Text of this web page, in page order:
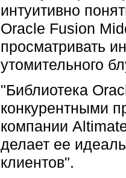
интуитивно
Oracle Fusion
просматривать
утомительного
"Библиотека
конкурентными
компании
делает ее
клиентов".